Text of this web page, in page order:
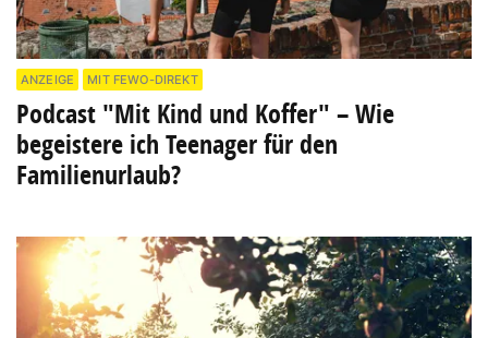
ANZEIGE MIT FEWO-DIREKT
Podcast "Mit Kind und Koffer" – Wie
begeistere ich Teenager für den
Familienurlaub?